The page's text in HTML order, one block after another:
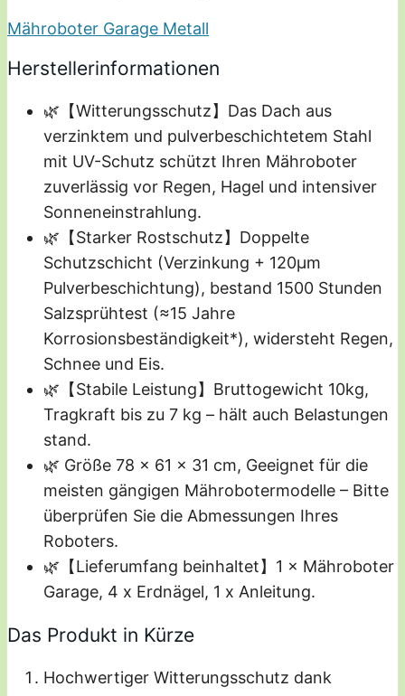
Mähroboter Garage Metall
Herstellerinformationen
🌿【Witterungsschutz】Das Dach aus
verzinktem und pulverbeschichtetem Stahl
mit UV-Schutz schützt Ihren Mähroboter
zuverlässig vor Regen, Hagel und intensiver
Sonneneinstrahlung.
🌿【Starker Rostschutz】Doppelte
Schutzschicht (Verzinkung + 120μm
Pulverbeschichtung), bestand 1500 Stunden
Salzsprühtest (≈15 Jahre
Korrosionsbeständigkeit*), widersteht Regen,
Schnee und Eis.
🌿【Stabile Leistung】Bruttogewicht 10kg,
Tragkraft bis zu 7 kg – hält auch Belastungen
stand.
🌿 Größe 78 x 61 x 31 cm, Geeignet für die
meisten gängigen Mährobotermodelle – Bitte
überprüfen Sie die Abmessungen Ihres
Roboters.
🌿【Lieferumfang beinhaltet】1 × Mähroboter
Garage, 4 x Erdnägel, 1 x Anleitung.
Das Produkt in Kürze
Hochwertiger Witterungsschutz dank